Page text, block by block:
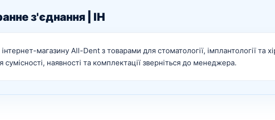
з'єднання | IH
інтернет-магазину All-Dent з товарами для стоматології, імплантології та
сумісності, наявності та комплектації зверніться до менеджера.